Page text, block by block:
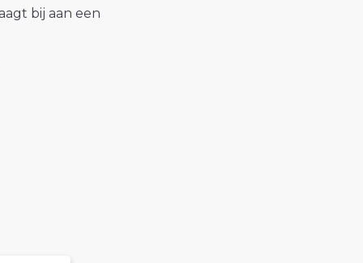
bij aan een